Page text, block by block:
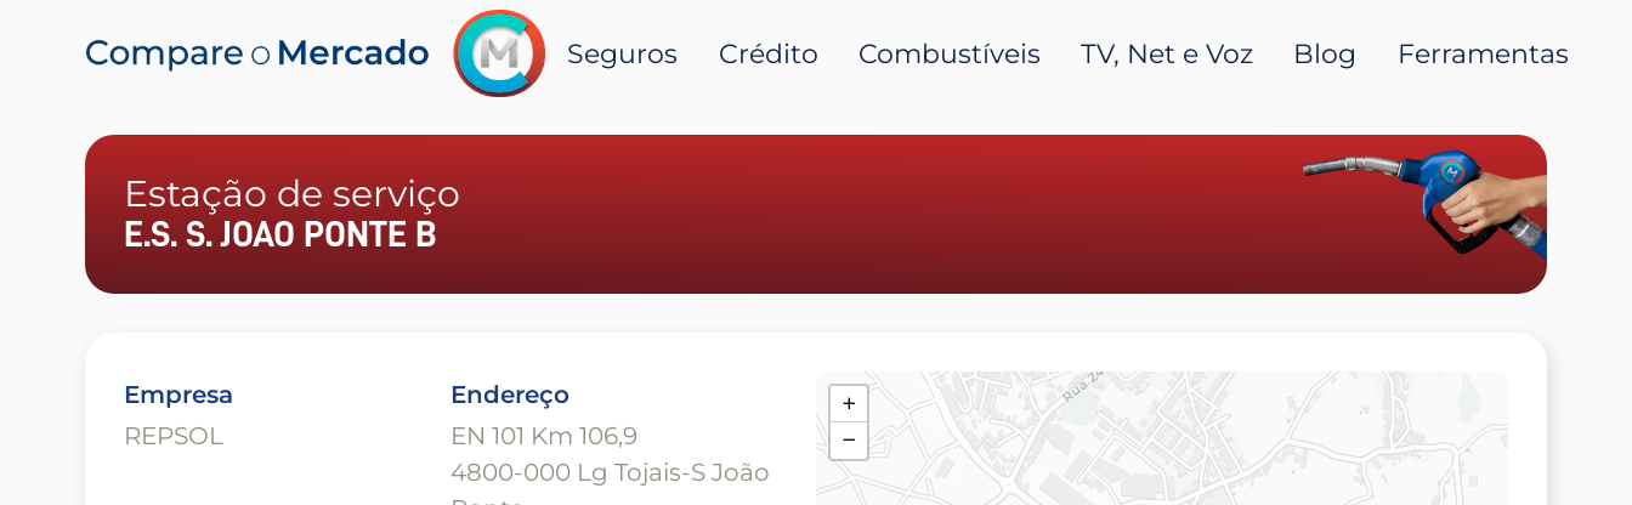
Seguros Crédito Combustíveis TV, Net e Voz Blog Ferramentas
Estação de serviço
E.S. S. JOAO PONTE B
Empresa
REPSOL
Endereço
EN 101 Km 106,9
4800-000 Lg Tojais-S João
+
−